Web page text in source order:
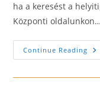
ha a keresést a
Központi oldalunkon…
Continue Reading